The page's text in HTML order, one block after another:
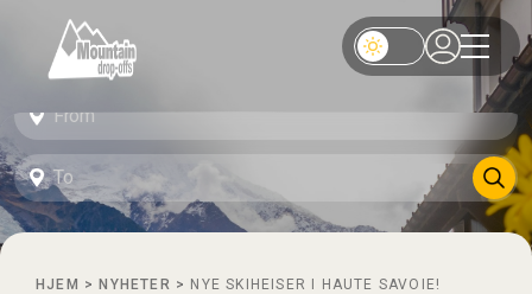
HJEM > NYHETER > NYE SKIHEISER I HAUTE SAVOIE!